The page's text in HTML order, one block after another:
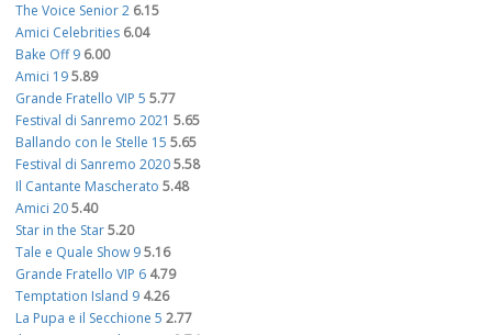
The Voice Senior 2 6.15
Amici Celebrities 6.04
Bake Off 9 6.00
Amici 195.89
Grande Fratello VIP 5 5.77
Festival di Sanremo 2021 5.65
Ballando con le Stelle 15 5.65
Festival di Sanremo 20205.58
Il Cantante Mascherato 5.48
Amici 205.40
Star in the Star5.20
Tale e Quale Show 95.16
Grande Fratello VIP 6 4.79
Temptation Island 9 4.26
La Pupa e il Secchione 5 2.77